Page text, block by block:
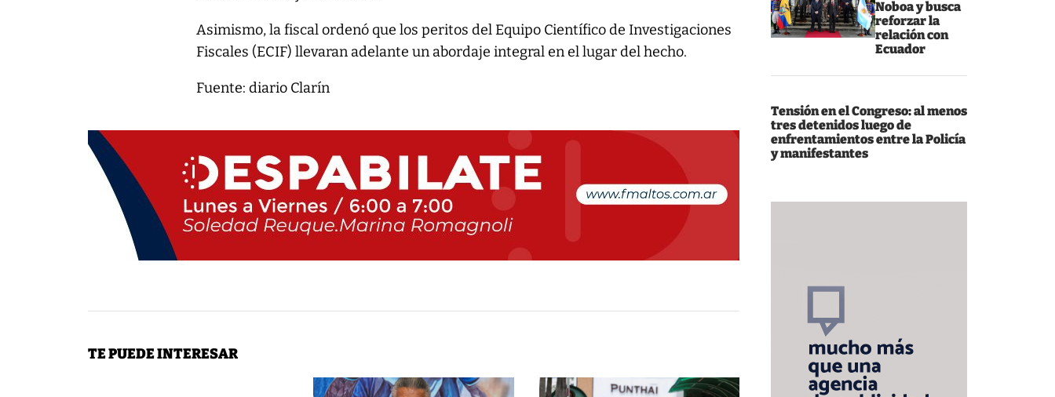
Noboa y busca
reforzar la
relación con
Ecuador
Tensión en el Congreso: al menos
tres detenidos luego de
enfrentamientos entre la Policía
y manifestantes
Asimismo, la fiscal ordenó que los peritos del Equipo Científico de Investigaciones
Fiscales (ECIF) llevaran adelante un abordaje integral en el lugar del hecho.
Fuente: diario Clarín
TE PUEDE INTERESAR